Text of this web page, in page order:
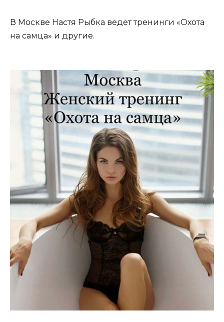
В Москве Настя Рыбка ведет тренинги «Охота
на самца» и другие.